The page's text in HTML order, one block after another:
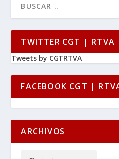
TWITTER CGT | RTVA
Tweets by CGTRTVA
FACEBOOK CGT |
ARCHIVOS